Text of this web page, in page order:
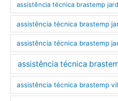
assistência técnica brastemp
assistência técnica brastemp
assistência técnica brastemp
assistência técnica
assistência técnica brastemp